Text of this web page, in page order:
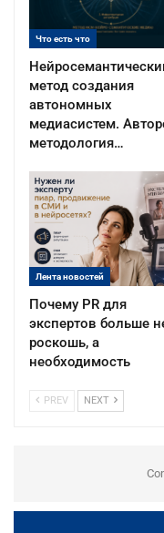
Что есть что
метод создания
автономных
медиасистем.
методология…
Лента новостей
Почему PR для
экспертов больше
роскошь, а
необходимость
PREV NEXT